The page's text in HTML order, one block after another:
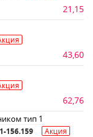
21,15
43,60
62,76
тип 1
156.159 Акция